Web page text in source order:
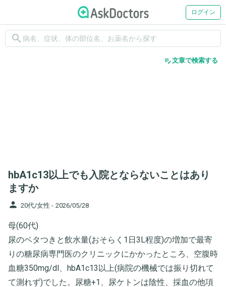
ログイン
search
edit_note文章で検索する
hbA1c13以上でも入院とならないことはあり
ますか
person 20代/女性 - 2026/05/28
母(60代)
尿のベタつきと飲水量(おそらく1日3L程度)の増加で最寄
りの糖尿病専門医のクリニックにかかったところ、空腹時
血糖350mg/dl、hbA1c13以上(病院の機械では振り切れて
て測れず)でした。尿糖+1、尿ケトンは陰性、採血の他項